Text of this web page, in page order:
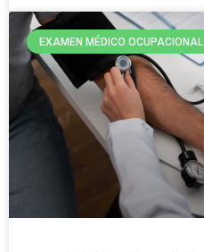
EXAMEN MÉDICO OCUPACIONAL